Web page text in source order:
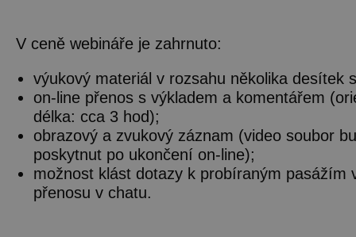
V ceně webináře je zahrnuto:
výukový materiál v rozsahu několika desítek
on-line přenos s výkladem a komentářem
délka: cca 3 hod);
obrazový a zvukový záznam (video soubor
poskytnut po ukončení on-line);
možnost klást dotazy k probíraným pasážím
přenosu v chatu.